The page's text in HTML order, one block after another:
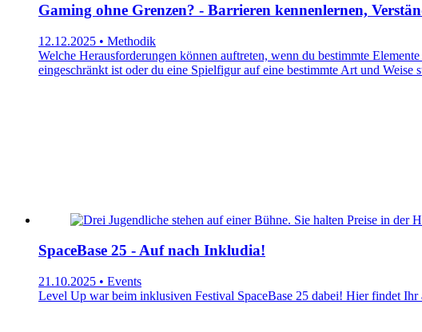
Gaming ohne Grenzen? - Barrieren kennenlernen,
12.12.2025 • Methodik
Welche Herausforderungen können auftreten, wenn du bestimmte
eingeschränkt ist oder du eine Spielfigur auf eine bestimmte Art und
SpaceBase 25 - Auf nach Inkludia!
21.10.2025 • Events
Level Up war beim inklusiven Festival SpaceBase 25 dabei! Hier findet